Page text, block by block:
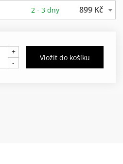
2 - 3 dny 899 Kč
+
-